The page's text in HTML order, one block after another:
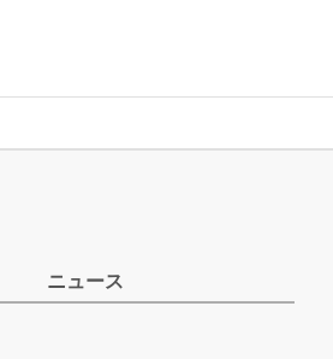
ニュース